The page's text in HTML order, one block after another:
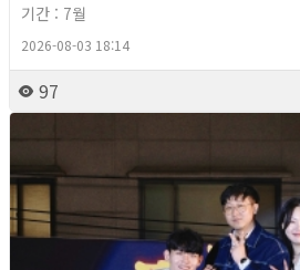
기간 : 7월
2026-08-03 18:14
97